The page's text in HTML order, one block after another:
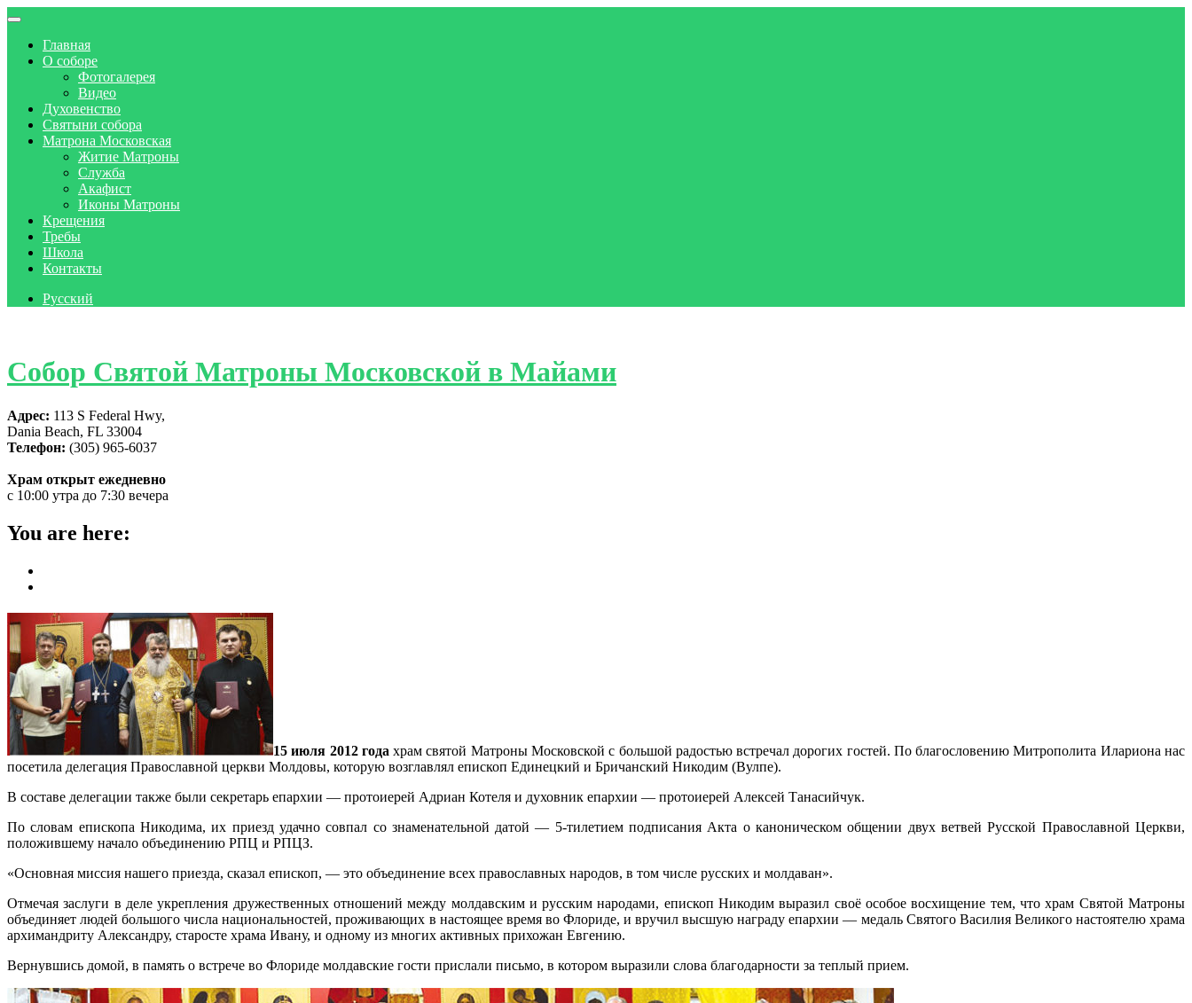
Главная
О соборе
Фотогалерея
Видео
Духовенство
Святыни собора
Матрона Московская
Житие Матроны
Служба
Акафист
Иконы Матроны
Крещения
Требы
Школа
Контакты
Русский
Собор Святой Матроны Московской в Майами
Адрес: 113 S Federal Hwy,
Dania Beach, FL 33004
Телефон: (305) 965-6037
Храм открыт ежедневно
с 10:00 утра до 7:30 вечера
You are here:
15 июля 2012 года храм святой Матроны Московской с большой радостью встречал дорогих гостей. По благословению Митрополита Илариона нас
посетила делегация Православной церкви Молдовы, которую возглавлял епископ Единецкий и Бричанский Никодим (Вулпе).
В составе делегации также были секретарь епархии — протоиерей Адриан Котеля и духовник епархии — протоиерей Алексей Танасийчук.
По словам епископа Никодима, их приезд удачно совпал со знаменательной датой — 5-тилетием подписания Акта о каноническом общении двух ветвей Русской Православной Церкви,
положившему начало объединению РПЦ и РПЦЗ.
«Основная миссия нашего приезда, сказал епископ, — это объединение всех православных народов, в том числе русских и молдаван».
Отмечая заслуги в деле укрепления дружественных отношений между молдавским и русским народами, епископ Никодим выразил своё особое восхищение тем, что храм Святой Матроны
объединяет людей большого числа национальностей, проживающих в настоящее время во Флориде, и вручил высшую награду епархии — медаль Святого Василия Великого настоятелю храма
архимандриту Александру, старосте храма Ивану, и одному из многих активных прихожан Евгению.
Вернувшись домой, в память о встрече во Флориде молдавские гости прислали письмо, в котором выразили слова благодарности за теплый прием.